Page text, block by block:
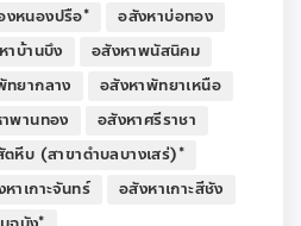
งหนองปรือ*
อสังหาบ่อทอง
าบ้านบึง
อสังหาพนัสนิคม
ยากลาง
อสังหาพัทยาเหนือ
พานทอง
อสังหาศรีราชา
หีบ (สาขาตำบลบางเสร่)*
าเกาะจันทร์
อสังหาเกาะสีชัง